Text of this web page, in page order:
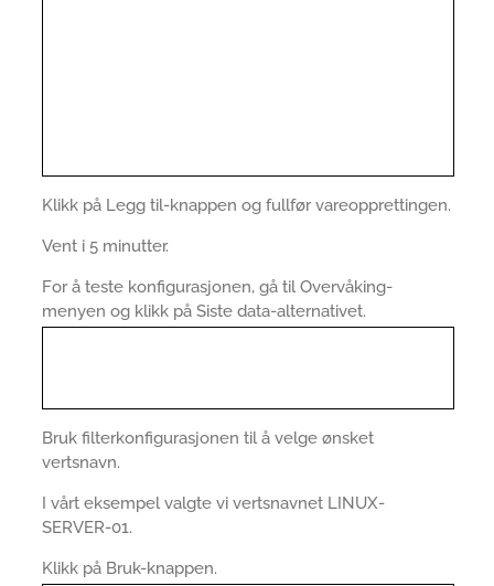
Klikk på Legg til-knappen og fullfør vareopprettingen.
Vent i 5 minutter.
For å teste konfigurasjonen, gå til Overvåking-
menyen og klikk på Siste data-alternativet.
Bruk filterkonfigurasjonen til å velge ønsket
vertsnavn.
I vårt eksempel valgte vi vertsnavnet LINUX-
SERVER-01.
Klikk på Bruk-knappen.